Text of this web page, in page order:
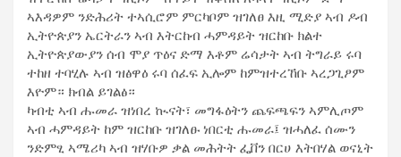
ኣእዳዎም ንድሕሪት ተኣሲሮም ምርካቦም ዝገለፀ እዚ ሚድያ ኣብ ዶብ
ኢትዮጵያን ኤርትራን ኣብ እትርከብ ሓምዳይት ዝርከቡ ክልተ
ኢትዮጵያውያን ሰብ ሞያ ጥዕና ድማ እቶም ሬሳታት ኣብ ትግራይ ሩባ
ተከዘ ተባሂሉ ኣብ ዝፅዋዕ ሩባ ሰፈፍ ኢሎም ከምዝተረኸቡ ኣረጋጊፆም
እዮም። ክብል ይገልፅ።
ካብቲ ኣብ ሑመራ ዝነበረ ኲናት፣ መግፋዕትን ጨፍጫፍን ኣምሊጦም
ኣብ ሓምዳይት ከም ዝርከቡ ዝገለፁ ነበርቲ ሑመራ፤ ዝሓለፈ ሰሙን
ንድምፂ ኣሜሪካ ኣብ ዝሃቡዎ ቃል መሕትት ፌቨን በርሀ እትበሃል ወናኒት